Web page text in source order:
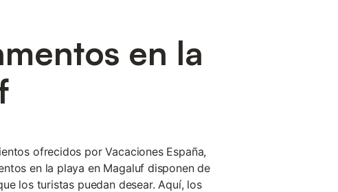
en la
ofrecidos por Vacaciones España,
en la playa en Magaluf disponen de
los turistas puedan desear. Aquí, los